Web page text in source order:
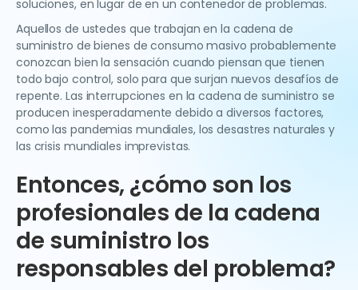
soluciones, en lugar de en un contenedor de problemas.
Aquellos de ustedes que trabajan en la cadena de
suministro de bienes de consumo masivo probablemente
conozcan bien la sensación cuando piensan que tienen
todo bajo control, solo para que surjan nuevos desafíos de
repente. Las interrupciones en la cadena de suministro se
producen inesperadamente debido a diversos factores,
como las pandemias mundiales, los desastres naturales y
las crisis mundiales imprevistas.
Entonces, ¿cómo son los
profesionales de la cadena
de suministro los
responsables del problema?